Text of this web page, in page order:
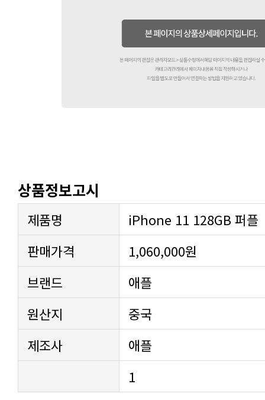
상품정보고시
제품명
iPhone 11 128GB 퍼플
판매가격
1,060,000원
브랜드
애플
원산지
중국
제조사
애플
1